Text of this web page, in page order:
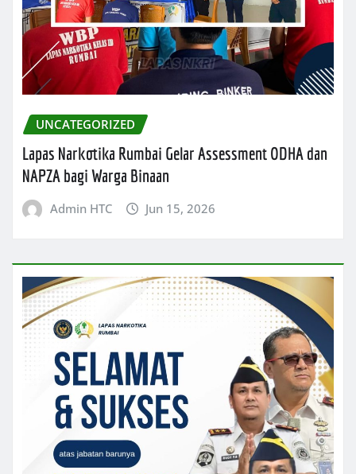
UNCATEGORIZED
Lapas Narkotika Rumbai Gelar Assessment ODHA dan
NAPZA bagi Warga Binaan
Admin HTC Jun 15, 2026